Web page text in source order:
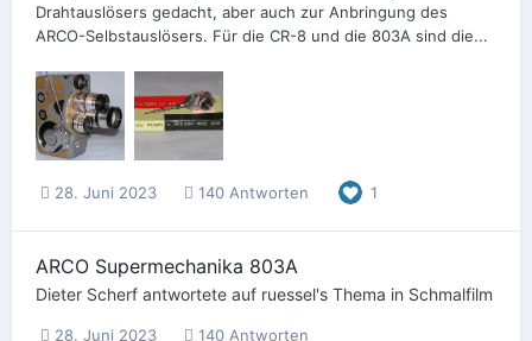
Drahtauslösers gedacht, aber auch zur Anbringung des
ARCO-Selbstauslösers. Für die CR-8 und die 803A sind die...
28. Juni 2023 140 Antworten 1
ARCO Supermechanika 803A
Dieter Scherf antwortete auf ruessel's Thema in Schmalfilm
28. Juni 2023 140 Antworten